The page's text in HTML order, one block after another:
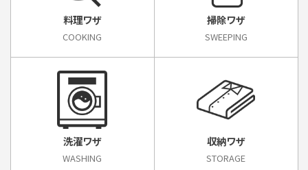
料理ワザ
COOKING
掃除ワザ
SWEEPING
洗濯ワザ
WASHING
収納ワザ
STORAGE